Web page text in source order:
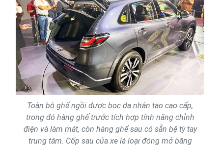
Toàn bộ ghế ngồi được bọc da nhân tạo cao cấp,
trong đó hàng ghế trước tích hợp tính năng chỉnh
điện và làm mát, còn hàng ghế sau có sẵn bệ tỳ tay
trung tâm. Cốp sau của xe là loại đóng mở bằng